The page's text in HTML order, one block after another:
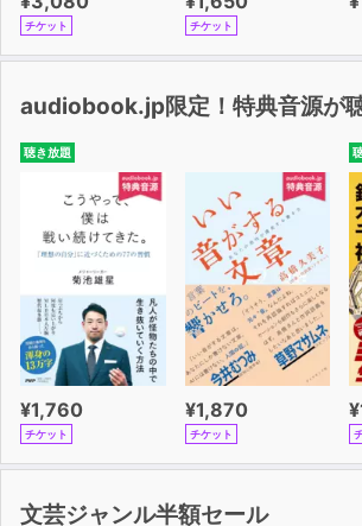
チケット チケット
audiobook.jp限定！特典音源が
聴き放題
¥1,760
チケット
¥1,870
チケット
文芸ジャンル半額セール